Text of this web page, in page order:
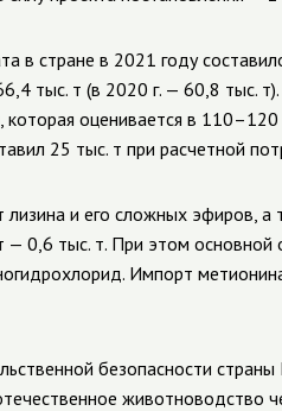
в стране в 2021 году
тыс. т (в 2020 г. — 60,8 тыс.
оценивается в
25 тыс. т при расчетной
и его сложных эфиров,
— 0,6 тыс. т. При этом
Импорт
безопасности
животноводство